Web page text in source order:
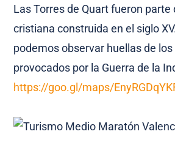
Las Torres de Quart fueron parte
cristiana construida en el siglo
podemos observar huellas de
provocados por la Guerra de la
https://goo.gl/maps/